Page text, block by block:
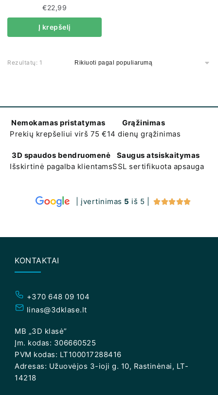
€22,99
Į krepšelį
Rezultatų: 1
Nemokamas pristatymas
Prekių krepšeliui virš 75 €
Grąžinimas
14 dienų grąžinimas
3D spaudos bendruomenė
Išskirtinė pagalba klientams
Saugus atsiskaitymas
SSL sertifikuota apsauga
| įvertinimas 5 iš 5 | 
KONTAKTAI
+370 648 09 104
linas@3dklase.lt
MB „3D klasė”
Įm. kodas: 306660525
PVM kodas: LT100017288416
Adresas: Užuovėjos 3-ioji g. 10, Rastinėnai, LT-
14218